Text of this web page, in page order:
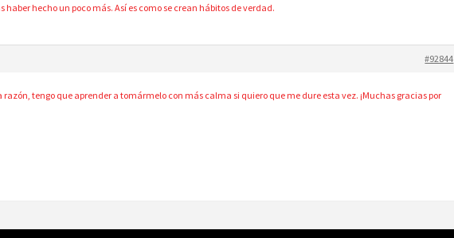
haber hecho un poco más. Así es como se crean hábitos de verdad.
#92844
razón, tengo que aprender a tomármelo con más calma si quiero que me dure esta vez. ¡Muchas gracias por